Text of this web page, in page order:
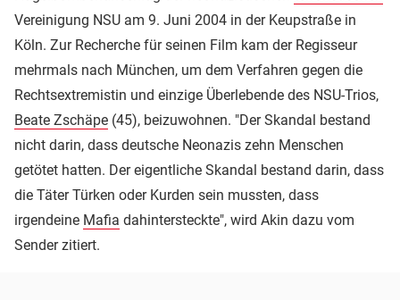
Vereinigung NSU am 9. Juni 2004 in der Keupstraße in
Köln. Zur Recherche für seinen Film kam der Regisseur
mehrmals nach München, um dem Verfahren gegen die
Rechtsextremistin und einzige Überlebende des NSU-Trios,
Beate Zschäpe (45), beizuwohnen. "Der Skandal bestand
nicht darin, dass deutsche Neonazis zehn Menschen
getötet hatten. Der eigentliche Skandal bestand darin, dass
die Täter Türken oder Kurden sein mussten, dass
irgendeine Mafia dahintersteckte", wird Akin dazu vom
Sender zitiert.